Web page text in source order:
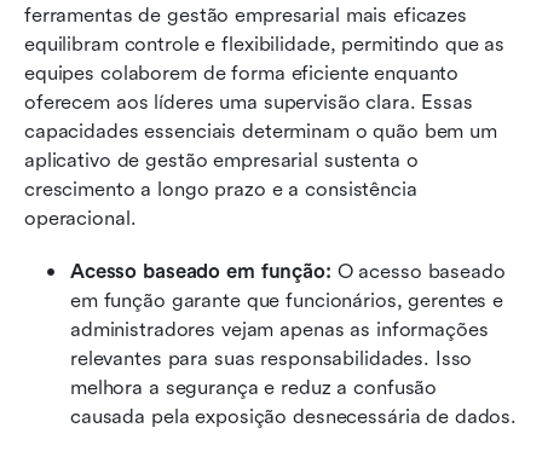
ferramentas de gestão empresarial mais eficazes
equilibram controle e flexibilidade, permitindo que as
equipes colaborem de forma eficiente enquanto
oferecem aos líderes uma supervisão clara. Essas
capacidades essenciais determinam o quão bem um
aplicativo de gestão empresarial sustenta o
crescimento a longo prazo e a consistência
operacional.
Acesso baseado em função: O acesso baseado
em função garante que funcionários, gerentes e
administradores vejam apenas as informações
relevantes para suas responsabilidades. Isso
melhora a segurança e reduz a confusão
causada pela exposição desnecessária de dados.